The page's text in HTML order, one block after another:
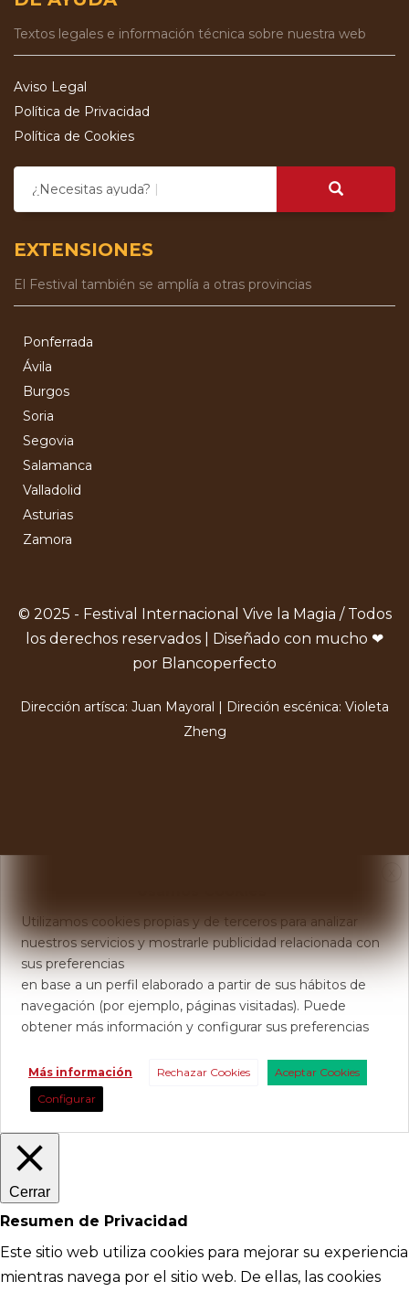
Textos legales e información técnica sobre nuestra web
Aviso Legal
Política de Privacidad
Política de Cookies
¿Necesitas ayuda?
EXTENSIONES
El Festival también se amplía a otras provincias
Ponferrada
Ávila
Burgos
Soria
Segovia
Salamanca
Valladolid
Asturias
Zamora
© 2025 - Festival Internacional Vive la Magia / Todos
los derechos reservados | Diseñado con mucho ❤
por Blancoperfecto
Dirección artísca: Juan Mayoral | Direción escénica: Violeta
Zheng
Utilizamos cookies propias y de terceros para analizar
nuestros servicios y mostrarle publicidad relacionada con
sus preferencias
en base a un perfil elaborado a partir de sus hábitos de
navegación (por ejemplo, páginas visitadas). Puede
obtener más información y configurar sus preferencias
Más información Rechazar Cookies
Aceptar Cookies
Configurar
Cerrar
Resumen de Privacidad
Este sitio web utiliza cookies para mejorar su experiencia
mientras navega por el sitio web. De ellas, las cookies